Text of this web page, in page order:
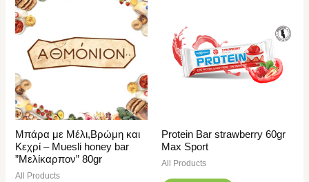
Μπάρα με Μέλι,Βρώμη και
Κεχρί – Muesli honey bar
”Μελίκαρπον” 80gr
All Products
Protein Bar strawberry 60gr
Max Sport
All Products